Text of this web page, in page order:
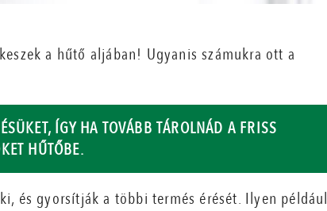
a hűtő aljában! Ugyanis számukra ott a
ÍGY HA TOVÁBB TÁROLNÁD A FRISS
HŰTŐBE.
és gyorsítják a többi termés érését. Ilyen például